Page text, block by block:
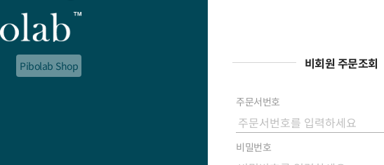
Pibolab Shop 비회원 주문조회
주문서번호
비밀번호